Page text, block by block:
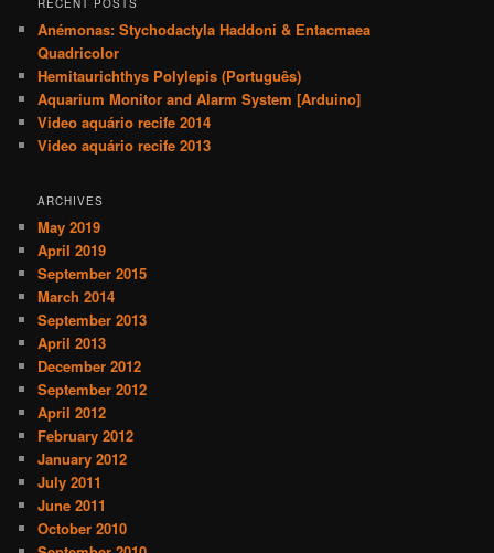
h
RECENT POSTS
Anémonas: Stychodactyla Haddoni & Entacmaea
Quadricolor
Hemitaurichthys Polylepis (Português)
Aquarium Monitor and Alarm System [Arduino]
Video aquário recife 2014
Video aquário recife 2013
ARCHIVES
May 2019
April 2019
September 2015
March 2014
September 2013
April 2013
December 2012
September 2012
April 2012
February 2012
January 2012
July 2011
June 2011
October 2010